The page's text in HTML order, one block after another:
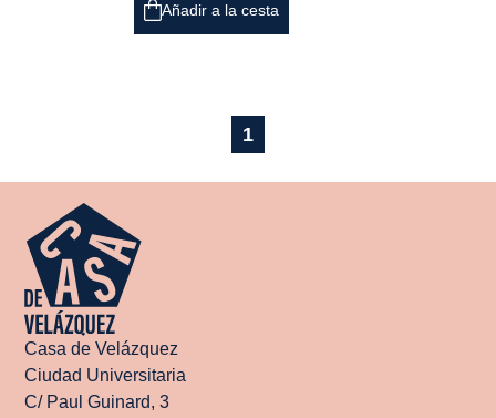
Añadir a la cesta
1
Casa de Velázquez
Ciudad Universitaria
C/ Paul Guinard, 3